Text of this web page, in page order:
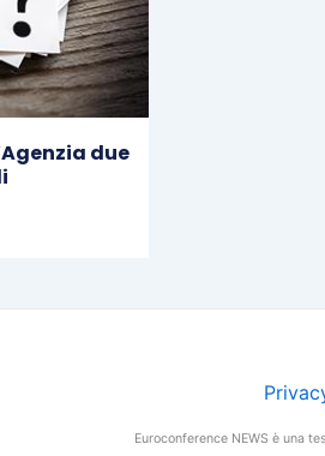
due
Euroconference NEWS è una